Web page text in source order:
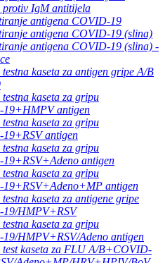
protiv IgM antitijela
antigena COVID-19
antigena COVID-19 (slina)
antigena COVID-19 (slina) -
kaseta za antigen gripe A/B
kaseta za gripu
antigen
kaseta za gripu
antigen
kaseta za gripu
antigen
kaseta za gripu
antigen
kaseta za antigene gripe
HMPV+RSV
kaseta za gripu
HMPV+RSV/Adeno antigen
kaseta za FLU A/B+COVID-